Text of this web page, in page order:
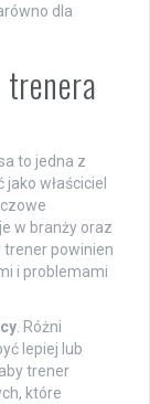
dla
trenera
to jedna z
właściciel
w branży oraz
trener powinien
i problemami
. Różni
lepiej lub
trener
które